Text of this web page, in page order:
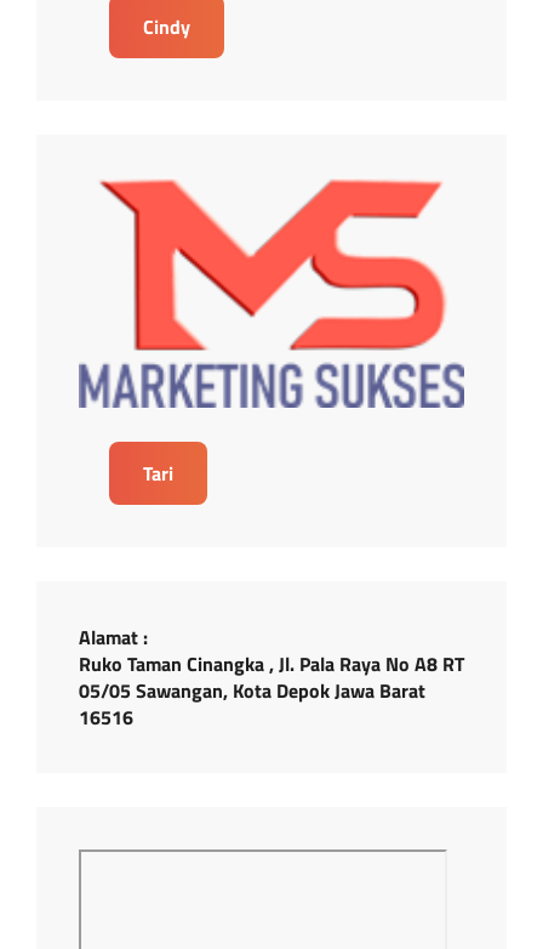
Cindy
Tari
Alamat :
Ruko Taman Cinangka , Jl. Pala Raya No A8 RT
05/05 Sawangan, Kota Depok Jawa Barat
16516